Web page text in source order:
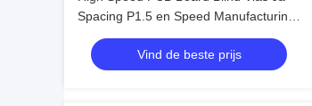
Spacing P1.5 en Speed Manufacturing
voor uw productielijn
Vind de beste prijs